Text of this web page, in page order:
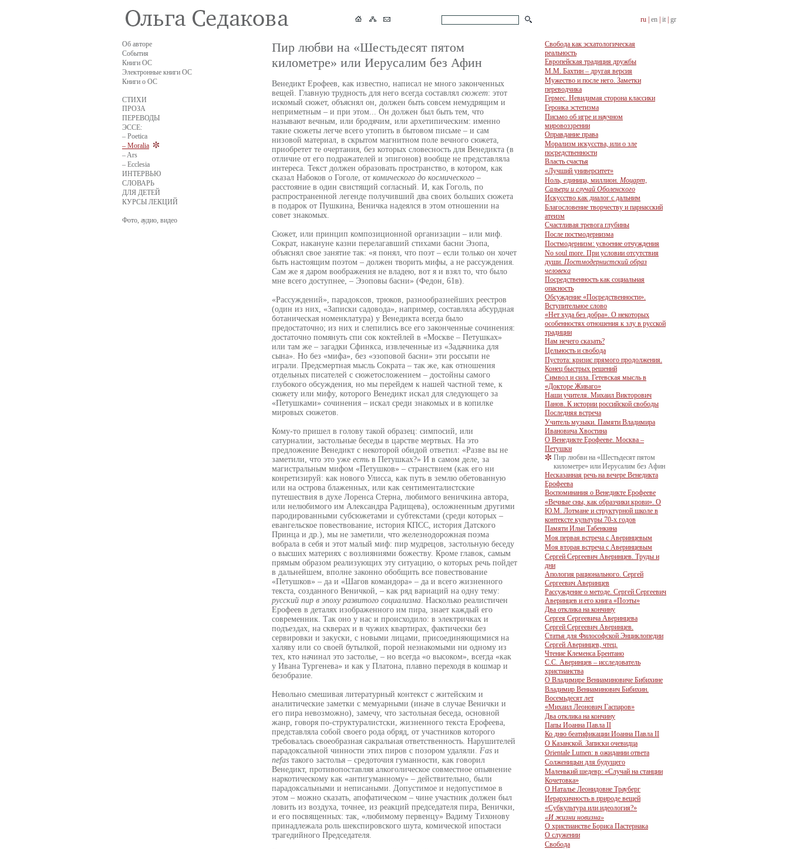
ru | en it gr
Об авторе
События
Книги ОС
Электронные книги ОС
Книги о ОС
СТИХИ
ПРОЗА
ПЕРЕВОДЫ
ЭССЕ:
– Poetica
– Moralia
– Ars
– Ecclesia
ИНТЕРВЬЮ
СЛОВАРЬ
ДЛЯ ДЕТЕЙ
КУРСЫ ЛЕКЦИЙ
Фото, аудио, видео
Пир любви на «Шестьдесят пятом
километре» или Иерусалим без Афин
Венедикт Ерофеев, как известно, написал не много законченных
вещей. Главную трудность для него всегда составлял сюжет: этот
искомый сюжет, объяснял он, должен быть совсем немудрящим и
неприметным – и при этом... Он должен был быть тем, что
называют вечным, или бродячим, или архетипическим: именно
такие сюжеты легче всего утопить в бытовом письме – и сам
низовой материал, в скрытом магнитном поле вечного сюжета,
приобретет те очертания, без которых словесность для Венедикта (в
отличие от его подражателей и эпигонов) вообще не представляла
интереса. Текст должен образовать пространство, в котором, как
сказал Набоков о Гоголе, от комического до космического –
расстояние в один свистящий согласный. И, как Гоголь, по
распространенной легенде получивший два своих больших сюжета
в подарок от Пушкина, Веничка надеялся в этом отношении на
совет знакомых.
Сюжет, или принцип композиционной организации – или миф.
Сократ, накануне казни перелагавший стихами басни Эзопа,
объяснял свое занятие так: «я понял, что поэт – если только он хочет
быть настоящим поэтом – должен творить мифы, а не рассуждения.
Сам же я даром воображения не владею, вот я и взял то, что было
мне всего доступнее, – Эзоповы басни» (Федон, 61в).
«Рассуждений», парадоксов, трюков, разнообразнейших реестров
(один из них, «Записки садовода», например, составляла абсурдная
ботаническая номенклатура) у Венедикта всегда было
предостаточно; из них и слепились все его законченные сочинения:
достаточно помянуть спи сок коктейлей в «Москве – Петушках»
или там же – загадки Сфинкса, извлеченные из «Задачника для
сына». Но без «мифа», без «эзоповой басни» эти россыпи не
играли. Предсмертная мысль Сократа – так же, как отношения
отдельных писателей с сюжетосложением – достойны самого
глубокого обсуждения, но мы перейдем к нашей частной теме, к
сюжету или мифу, которого Венедикт искал для следующего за
«Петушками» сочинения – искал среди знакомых и в копилке
мировых сюжетов.
Кому-то пришел в голову такой образец: симпосий, или
сатурналии, застольные беседы в царстве мертвых. На это
предложение Венедикт с некоторой обидой ответил: «Разве вы не
заметили, что это уже есть в Петушках?» И в самом деле, за
магистральным мифом «Петушков» – странствием (как его ни
конретизируй: как нового Улисса, как путь в землю обетованную
или на острова блаженных, или как сентименталистские
путешествия в духе Лоренса Стерна, любимого веничкина автора,
или нелюбимого им Александра Радищева), осложненным другими
пародированными субсюжетами и субтекстами (среди которых –
евангельское повествование, история КПСС, история Датского
Принца и др.), мы не заметили, что железнодорожная поэма
вобрала в себя и этот малый миф: пир мудрецов, застольную беседу
о высших материях с возлияниями божеству. Кроме главок, самым
прямым образом реализующих эту ситуацию, о которых речь пойдет
в дальнейшем, вполне законно обобщить все повествование
«Петушков» – да и «Шагов командора» – да и всего жизненного
текста, созданного Веничкой, – как ряд вариаций на одну тему:
русский пир в эпоху развитого социализма. Насколько реалистичен
Ерофеев в деталях изображенного им пира, знает каждый его
современник. Так оно у нас и происходило: в электричках и
подъездах, на скверах и в чужих квартирах, фактически без
сервировки и закуски, с новыми лицами, присоединяющимися на
халяву или со своей бутылкой, порой незнакомыми ни одному из
тех, кто начинал это застолье, – но всегда «о высоком», всегда «как
у Ивана Тургенева» и как у Платона, плавно переходя в кошмар и
безобразие.
Невольно смешивая литературный контекст с житейским и
аналитические заметки с мемуарными (иначе в случае Венички и
его пира невозможно), замечу, что застольная беседа, основной
жанр, говоря по-структуралистски, жизненного текста Ерофеева,
представляла собой своего рода обряд, от участников которого
требовалась своеобразная сакральная ответственность. Нарушителей
парадоксальной чинности этих пиров с позором удаляли. Fas и
nefas такого застолья – средоточия гуманности, как говорил
Венедикт, противопоставляя алкоголическое совместное опьянение
наркотическому как «антигуманному» – действительно, были
парадоксальными и неписаными. Допустимое и недопустимое в
этом – можно сказать, апофатическом – чине участник должен был
ловить из воздуха, точнее, из реакций председателя пира, Венички,
и его посвященных: так, «любимому первенцу» Вадиму Тихонову
принадлежала роль шекспировского шута, комической ипостаси
трагедийного Председателя.
Свобода как эсхатологическая
реальность
Европейская традиция дружбы
М.М. Бахтин – другая версия
Мужество и после него. Заметки
переводчика
Гермес. Невидимая сторона классики
Героика эстетизма
Письмо об игре и научном
мировоззрении
Оправдание права
Морализм искусства, или о зле
посредственности
Власть счастья
«Лучший университет»
Ноль, единица, миллион. Моцарт,
Сальери и случай Оболенского
Искусство как диалог с дальним
Благословение творчеству и парнасский
атеизм
Счастливая тревога глубины
После постмодернизма
Постмодернизм: усвоение отчуждения
No soul more. При условии отсутствия
души. Постмодернистский образ
человека
Посредственность как социальная
опасность
Обсуждение «Посредственности».
Вступительное слово
«Нет худа без добра». О некоторых
особенностях отношения к злу в русской
традиции
Нам нечего сказать?
Цельность и свобода
Пустота: кризис прямого продолжения.
Конец быстрых решений
Символ и сила. Гетевская мысль в
«Докторе Живаго»
Наши учителя. Михаил Викторович
Панов. К истории российской свободы
Последняя встреча
Учитель музыки. Памяти Владимира
Ивановича Хвостина
О Венедикте Ерофееве. Москва –
Петушки
Пир любви на «Шестьдесят пятом
километре» или Иерусалим без Афин
Несказанная речь на вечере Венедикта
Ерофеева
Воспоминания о Венедикте Ерофееве
«Вечные сны, как образчики крови». О
Ю.М. Лотмане и структурной школе в
контексте культуры 70-х годов
Памяти Ильи Табенкина
Моя первая встреча с Аверинцевым
Моя вторая встреча с Аверинцевым
Сергей Сергеевич Аверинцев. Труды и
дни
Апология рационального. Сергей
Сергеевич Аверинцев
Рассуждение о методе. Сергей Сергеевич
Аверинцев и его книга «Поэты»
Два отклика на кончину
Сергея Сергеевича Аверинцева
Сергей Сергеевич Аверинцев.
Статья для Философской Энциклопедии
Сергей Аверинцев, чтец.
Чтение Клеменса Брентано
С.С. Аверинцев – исследователь
христианства
О Владимире Вениаминовиче Бибихине
Владимир Вениаминович Бибихин.
Восемьдесят лет
«Михаил Леонович Гаспаров»
Два отклика на кончину
Папы Иоанна Павла II
Ко дню беатификации Иоанна Павла II
О Казанской. Записки очевидца
Orientale Lumen: в ожидании ответа
Солженицын для будущего
Маленький шедевр: «Случай на станции
Кочетовка»
О Наталье Леонидовне Трауберг
Иерархичность в природе вещей
«Субкультура или идеология?»
«И жизни новизна»
О христианстве Бориса Пастернака
О служении
Свобода